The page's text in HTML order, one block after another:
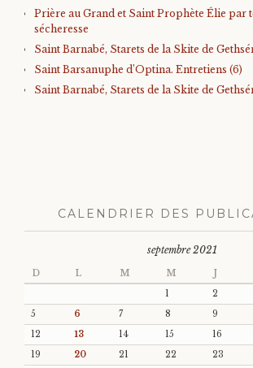
Prière au Grand et Saint Prophète Élie par
sécheresse
Saint Barnabé, Starets de la Skite de
Saint Barsanuphe d’Optina. Entretiens (6)
Saint Barnabé, Starets de la Skite de
CALENDRIER DES
septembre 2021
D L M M J
1 2
5
6 7 8 9
12
13 14 15 16
19
20 21 22 23